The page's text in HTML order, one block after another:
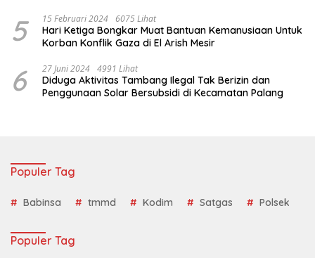
5 15 Februari 2024 6075 Lihat
Hari Ketiga Bongkar Muat Bantuan Kemanusiaan Untuk
Korban Konflik Gaza di El Arish Mesir
6 27 Juni 2024 4991 Lihat
Diduga Aktivitas Tambang Ilegal Tak Berizin dan
Penggunaan Solar Bersubsidi di Kecamatan Palang
Populer Tag
Babinsa tmmd Kodim Satgas Polsek
Populer Tag